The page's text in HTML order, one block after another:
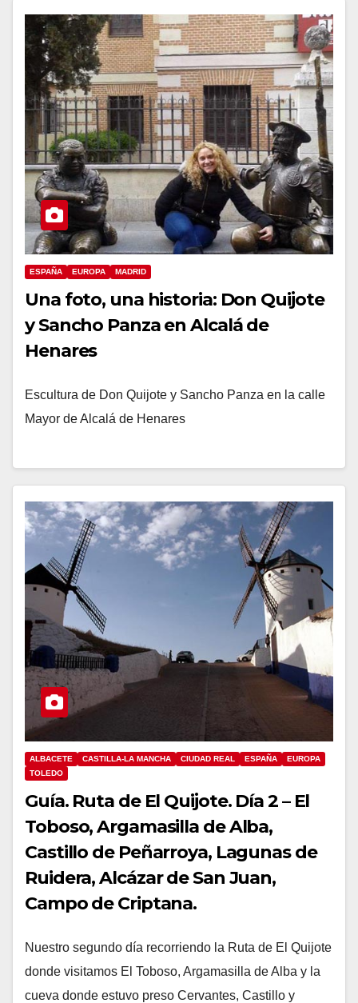
ESPAÑA EUROPA MADRID
Una foto, una historia: Don Quijote
y Sancho Panza en Alcalá de
Henares
Escultura de Don Quijote y Sancho Panza en la calle
Mayor de Alcalá de Henares
ALBACETE CASTILLA-LA MANCHA CIUDAD REAL ESPAÑA
EUROPA
TOLEDO
Guía. Ruta de El Quijote. Día 2 – El
Toboso, Argamasilla de Alba,
Castillo de Peñarroya, Lagunas de
Ruidera, Alcázar de San Juan,
Campo de Criptana.
Nuestro segundo día recorriendo la Ruta de El Quijote
donde visitamos El Toboso, Argamasilla de Alba y la
cueva donde estuvo preso Cervantes, Castillo y